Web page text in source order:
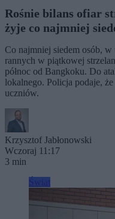
Rośnie bilans ofiar
żyje co najmniej
Co najmniej siedem osób, w
rannych w piątkowej
północ od Bangkoku. Do
lokalnego. Policja podaje,
uczniów.
Krzysztof Jabłonowski
Wczoraj 11:17
3 min